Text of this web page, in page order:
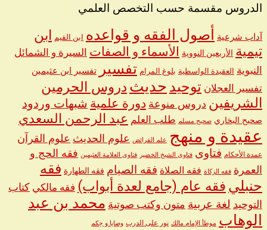
الشيخ
الدروس مقسمة حسب التخصص العلمي
آداب شرعية أصول الفقه و قواعده ابن القيم
ابن
تيمية الأربعين النووية الأسماء و الصفات السيرة و الشمائل
النبوية العقيدة الواسطية بلوغ المرام تفسير تفسير ابن عثيمين
تفسير العجلان توحيد حديث دروس الحرمين
الشريفين دروس منوعة دورة علمية شبهات وردود
صحيح البخاري صحيح مسلم طلب العلم عبد الرحمن السعدي
عقيدة و منهج علم الفرائض علوم الحديث علوم القرآن
عمدة الأحكام فتاوى فتاوى الشيخ الخضير فتاوى العلامة العثيمين فقه الحج و
العمرة فقه الزكاة فقه الصلاة فقه الصيام فقه الطهارة فقه
حنبلي فقه عام (جامع لعدة أبواب) فقه مالكي كتاب
التوحيد لغة عربية متون وكتب صوتية محمد بن عبد
الوهاب موطأ الإمام مالك نور على الدرب وصايا و حِكم